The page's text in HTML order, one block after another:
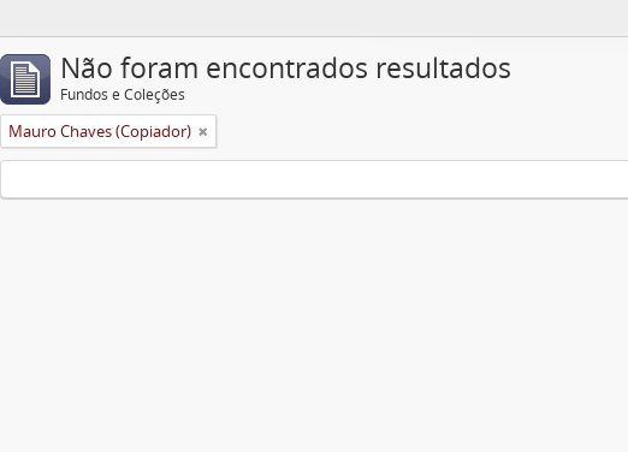
Não foram encontrados resultados
Fundos e Coleções
Mauro Chaves (Copiador)